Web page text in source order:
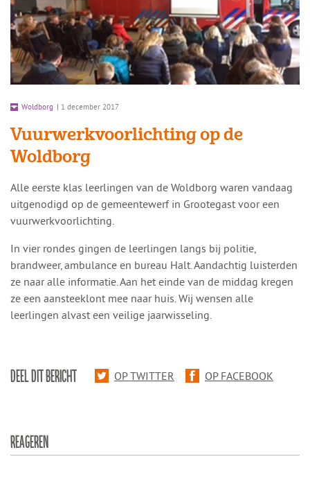
Woldborg | 1 december 2017
Vuurwerkvoorlichting op de
Woldborg
​​Alle eerste klas leerlingen van de Woldborg waren vandaag
uitgenodigd op de gemeentewerf in Grootegast voor een
vuurwerkvoorlichting.
In vier rondes gingen de leerlingen langs bij politie,
brandweer, ambulance en bureau Halt. Aandachtig luisterden
ze naar alle informatie. Aan het einde van de middag kregen
ze een aansteeklont mee naar huis. Wij wensen alle
leerlingen alvast een veilige jaarwisseling.
DEEL DIT BERICHT OP TWITTER OP FACEBOOK
REAGEREN